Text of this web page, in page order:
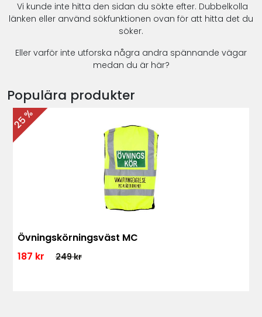
Vi kunde inte hitta den sidan du sökte efter. Dubbelkolla
länken eller använd sökfunktionen ovan för att hitta det du
söker.
Eller varför inte utforska några andra spännande vägar
medan du är här?
Populära produkter
25 %
Övningskörningsväst MC
187 kr
249 kr